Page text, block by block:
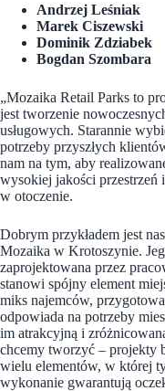
Andrzej Leśniak
Marek Ciszewski
Dominik Zdziabek
Bogdan Szombara
„Mozaika Retail Parks to
jest tworzenie
usługowych. Starannie
potrzeby przyszłych
nam na tym, aby
wysokiej jakości przestrzeń
w otoczenie.
Dobrym przykładem jest
Mozaika w Krotoszynie.
zaprojektowana przez
stanowi spójny element
miks najemców,
odpowiada na potrzeby
im atrakcyjną i
chcemy tworzyć – projekty
wielu elementów, w której
wykonanie gwarantują